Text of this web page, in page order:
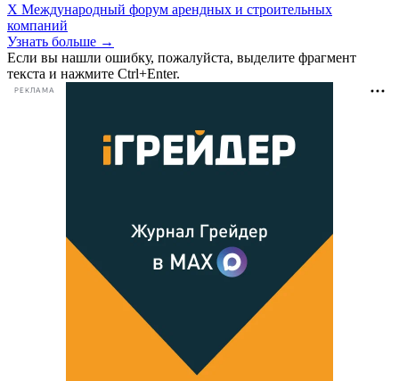
X Международный форум арендных и строительных
компаний
Узнать больше →
Если вы нашли ошибку, пожалуйста, выделите фрагмент
текста и нажмите Ctrl+Enter.
РЕКЛАМА